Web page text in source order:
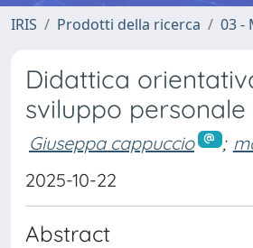
IRIS Prodotti della ricerca 03 -
Didattica
sviluppo
Giuseppa cappuccio ;
2025-10-22
Abstract